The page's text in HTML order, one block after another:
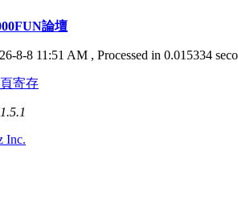
論壇
8-8 11:51 AM , Processed in 0.015334
寄存
Inc.